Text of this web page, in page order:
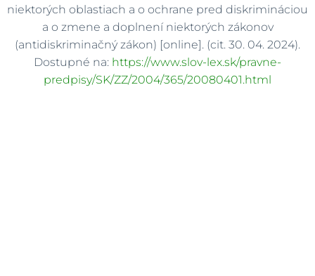
niektorých oblastiach a o ochrane pred diskrimináciou
a o zmene a doplnení niektorých zákonov
(antidiskriminačný zákon) [online]. (cit. 30. 04. 2024).
Dostupné na: https://www.slov-lex.sk/pravne-
predpisy/SK/ZZ/2004/365/20080401.html